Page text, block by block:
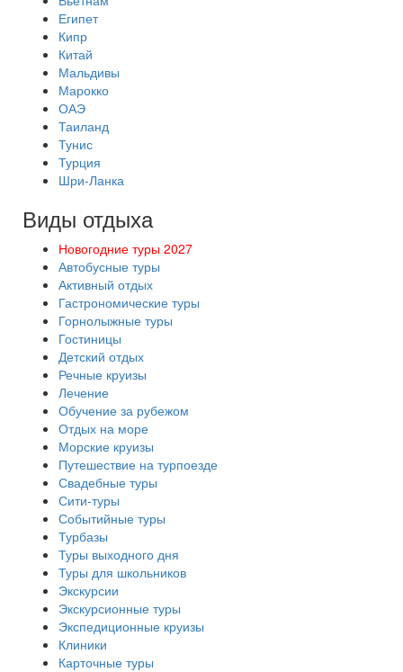
Египет
Кипр
Китай
Мальдивы
Марокко
ОАЭ
Таиланд
Тунис
Турция
Шри-Ланка
Виды отдыха
Новогодние туры 2027
Автобусные туры
Активный отдых
Гастрономические туры
Горнолыжные туры
Гостиницы
Детский отдых
Речные круизы
Лечение
Обучение за рубежом
Отдых на море
Морские круизы
Путешествие на турпоезде
Свадебные туры
Сити-туры
Событийные туры
Турбазы
Туры выходного дня
Туры для школьников
Экскурсии
Экскурсионные туры
Экспедиционные круизы
Клиники
Карточные туры